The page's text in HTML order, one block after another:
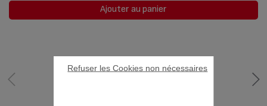
Ajouter au panier
Refuser les Cookies non nécessaires